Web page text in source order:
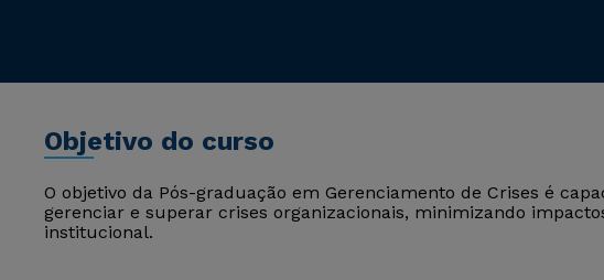
Objetivo do curso
O objetivo da Pós-graduação em Gerenciamento de Crises é
gerenciar e superar crises organizacionais, minimizando
institucional.